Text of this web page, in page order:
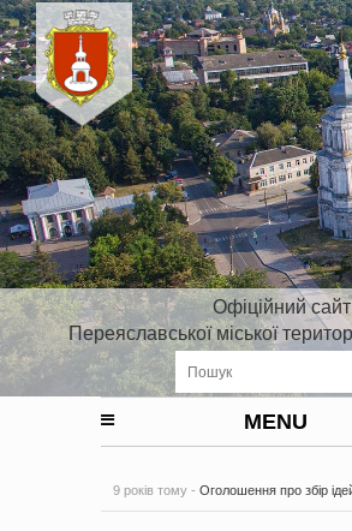
Офіційний сайт
Переяславської міської
MENU
9 років тому - Оголошення про збір